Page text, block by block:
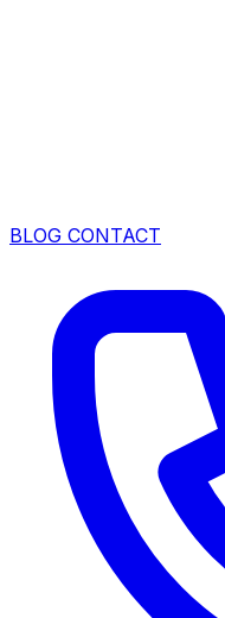
BLOG CONTACT